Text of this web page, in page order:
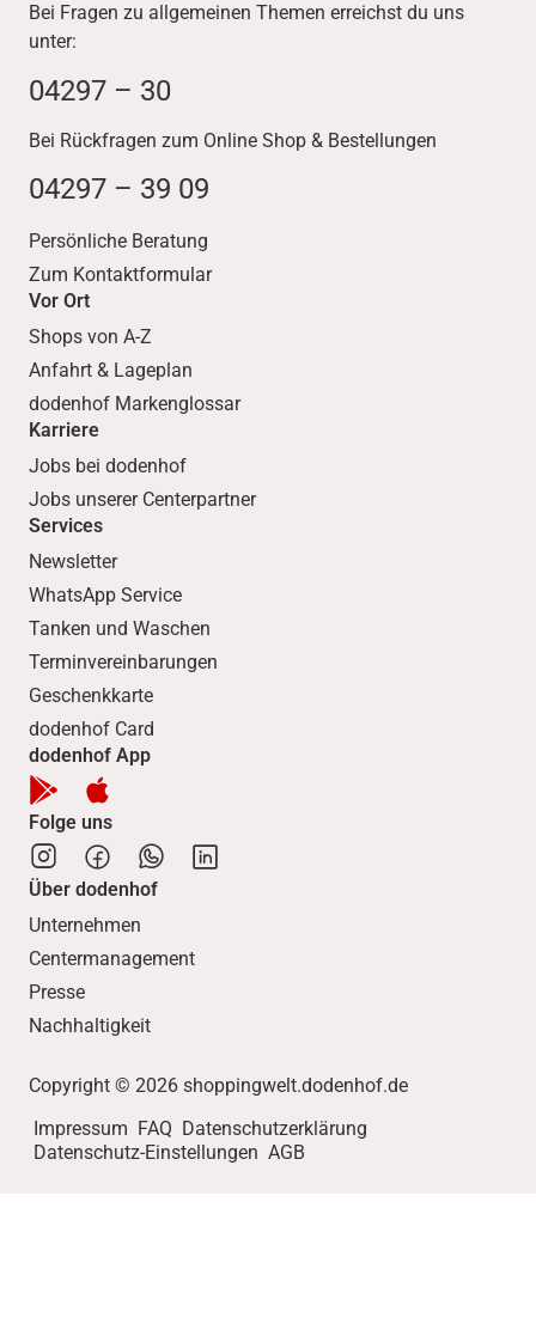
Ausbildungs
Bei Fragen zu allgemeinen Themen erreichst du uns
unter:
04297 – 30
Bei Rückfragen zum Online Shop & Bestellungen
04297 – 39 09
Persönliche Beratung
Zum Kontaktformular
Vor Ort
Shops von A-Z
Anfahrt & Lageplan
dodenhof Markenglossar
Karriere
Jobs bei dodenhof
Jobs unserer Centerpartner
Services
Newsletter
WhatsApp Service
Tanken und Waschen
Terminvereinbarungen
Geschenkkarte
dodenhof Card
dodenhof App
Folge uns
Über dodenhof
Unternehmen
Centermanagement
Presse
Nachhaltigkeit
Copyright © 2026 shoppingwelt.dodenhof.de
Impressum FAQ Datenschutzerklärung
Datenschutz-Einstellungen AGB